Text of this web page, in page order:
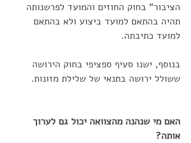
הציבור" בחוק החוזים והמועד לפרשנותה
תהיה בהתאם למועד ביצוע ולא בהתאם
למועד כתיבתה.
בנוסף, ישנו סעיף ספציפי בחוק הירושה
ששולל ירושה בתנאי של שלילת מזונות.
האם מי שנהנה מהצוואה יכול גם לערוך
אותה?